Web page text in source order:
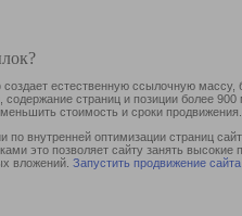
естественную ссылочную
страниц и позиции более
стоимость и сроки продвижения.
внутренней оптимизации страниц
это позволяет сайту занять
вложений. Запустить продвижение сайта